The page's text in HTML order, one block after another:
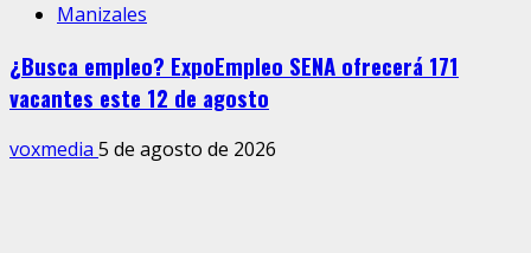
Manizales
¿Busca empleo? ExpoEmpleo SENA ofrecerá 171
vacantes este 12 de agosto
voxmedia 5 de agosto de 2026